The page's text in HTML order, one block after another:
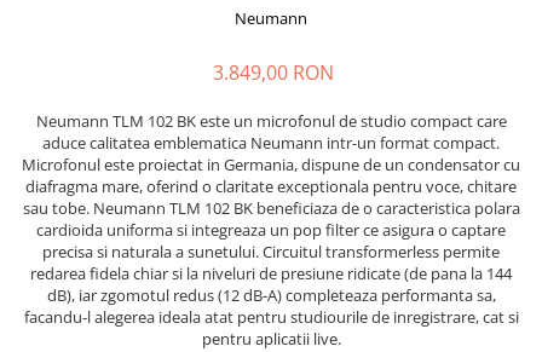
Microfoane de masurare si
Microfoane de studio
Microfoane de Suprafata
Microfoane de voce si live
Microfoane lavaliera si headset
Microfoane podcast, USB, iOS /
Android
Microfoane pt Camere Video
Microfoane pt instalatii si
Neumann
3.849,00 RON
Neumann TLM 102 BK este un microfonul de studio compact care
aduce calitatea emblematica Neumann intr-un format compact.
Microfonul este proiectat in Germania, dispune de un condensator cu
diafragma mare, oferind o claritate exceptionala pentru voce, chitare
sau tobe. Neumann TLM 102 BK beneficiaza de o caracteristica polara
cardioida uniforma si integreaza un pop filter ce asigura o captare
precisa si naturala a sunetului. Circuitul transformerless permite
redarea fidela chiar si la niveluri de presiune ridicate (de pana la 144
dB), iar zgomotul redus (12 dB-A) completeaza performanta sa,
facandu-l alegerea ideala atat pentru studiourile de inregistrare, cat si
pentru aplicatii live.